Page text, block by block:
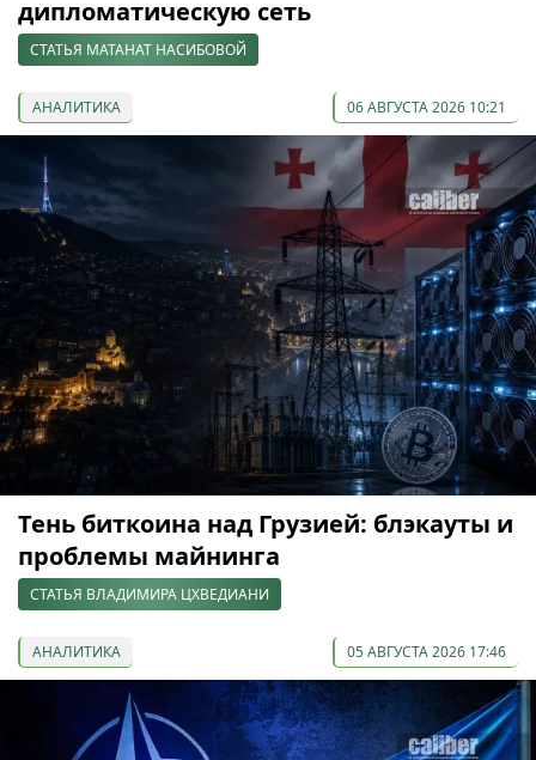
дипломатическую сеть
СТАТЬЯ МАТАНАТ НАСИБОВОЙ
АНАЛИТИКА 06 АВГУСТА 2026 10:21
Тень биткоина над Грузией: блэкауты и
проблемы майнинга
СТАТЬЯ ВЛАДИМИРА ЦХВЕДИАНИ
АНАЛИТИКА 05 АВГУСТА 2026 17:46